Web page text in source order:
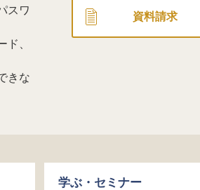
スワ
ド、
きな
資料請求
学ぶ・セミナー